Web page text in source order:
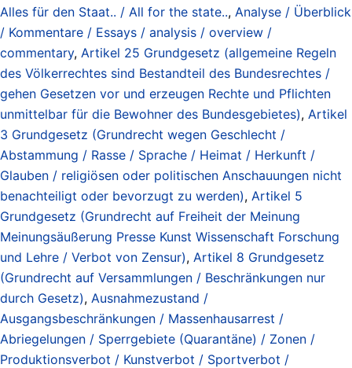
Alles für den Staat.. / All for the state.., Analyse / Überblick
/ Kommentare / Essays / analysis / overview /
commentary, Artikel 25 Grundgesetz (allgemeine Regeln
des Völkerrechtes sind Bestandteil des Bundesrechtes /
gehen Gesetzen vor und erzeugen Rechte und Pflichten
unmittelbar für die Bewohner des Bundesgebietes), Artikel
3 Grundgesetz (Grundrecht wegen Geschlecht /
Abstammung / Rasse / Sprache / Heimat / Herkunft /
Glauben / religiösen oder politischen Anschauungen nicht
benachteiligt oder bevorzugt zu werden), Artikel 5
Grundgesetz (Grundrecht auf Freiheit der Meinung
Meinungsäußerung Presse Kunst Wissenschaft Forschung
und Lehre / Verbot von Zensur), Artikel 8 Grundgesetz
(Grundrecht auf Versammlungen / Beschränkungen nur
durch Gesetz), Ausnahmezustand /
Ausgangsbeschränkungen / Massenhausarrest /
Abriegelungen / Sperrgebiete (Quarantäne) / Zonen /
Produktionsverbot / Kunstverbot / Sportverbot /